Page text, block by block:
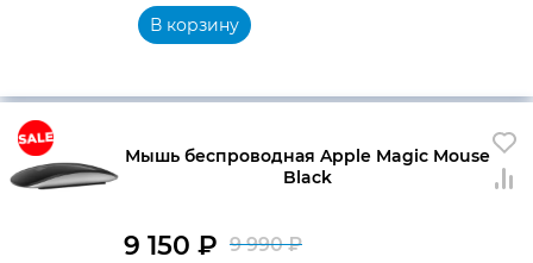
В корзину
Мышь беспроводная Apple Magic Mouse
Black
9 990₽
9 150 ₽